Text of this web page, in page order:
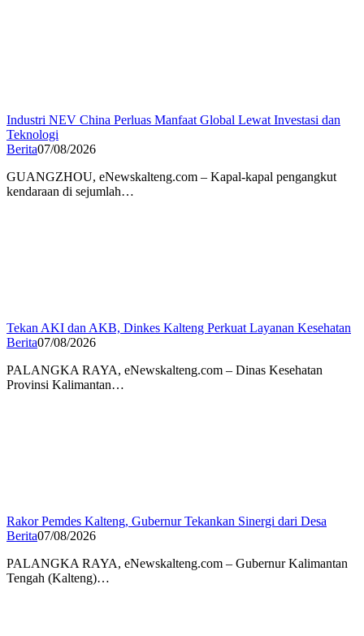
Industri NEV China Perluas Manfaat Global Lewat Investasi dan
Teknologi
Berita07/08/2026
GUANGZHOU, eNewskalteng.com – Kapal-kapal pengangkut
kendaraan di sejumlah…
Tekan AKI dan AKB, Dinkes Kalteng Perkuat Layanan Kesehatan
Berita07/08/2026
PALANGKA RAYA, eNewskalteng.com – Dinas Kesehatan
Provinsi Kalimantan…
Rakor Pemdes Kalteng, Gubernur Tekankan Sinergi dari Desa
Berita07/08/2026
PALANGKA RAYA, eNewskalteng.com – Gubernur Kalimantan
Tengah (Kalteng)…